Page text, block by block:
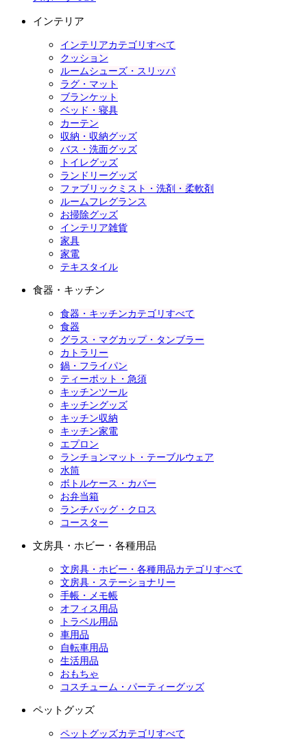
インテリア
インテリアカテゴリすべて
クッション
ルームシューズ・スリッパ
ラグ・マット
ブランケット
ベッド・寝具
カーテン
収納・収納グッズ
バス・洗面グッズ
トイレグッズ
ランドリーグッズ
ファブリックミスト・洗剤・柔軟剤
ルームフレグランス
お掃除グッズ
インテリア雑貨
家具
家電
テキスタイル
食器・キッチン
食器・キッチンカテゴリすべて
食器
グラス・マグカップ・タンブラー
カトラリー
鍋・フライパン
ティーポット・急須
キッチンツール
キッチングッズ
キッチン収納
キッチン家電
エプロン
ランチョンマット・テーブルウェア
水筒
ボトルケース・カバー
お弁当箱
ランチバッグ・クロス
コースター
文房具・ホビー・各種用品
文房具・ホビー・各種用品カテゴリすべて
文房具・ステーショナリー
手帳・メモ帳
オフィス用品
トラベル用品
車用品
自転車用品
生活用品
おもちゃ
コスチューム・パーティーグッズ
ペットグッズ
ペットグッズカテゴリすべて